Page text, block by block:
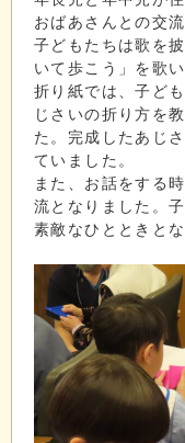
おばあさんとの交
子どもたちは歌を
いて歩こう」を歌
折り紙では、子ど
じさいの折り方を
た。完成したあじ
ていました。
また、お話をする
流となりました。
素敵なひとときとな